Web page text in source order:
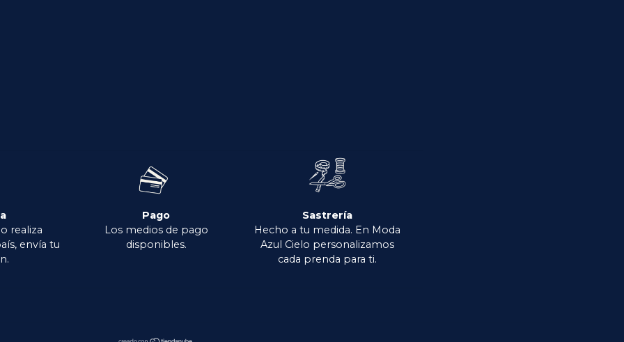
realiza
envía tu
Pago
Los medios de pago
disponibles.
Sastrería
Hecho a tu medida. En Moda
Azul Cielo personalizamos
cada prenda para ti.